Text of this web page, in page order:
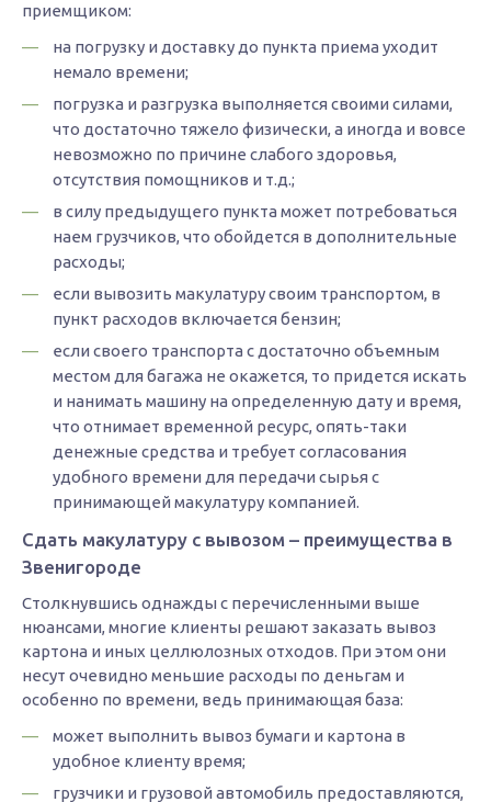
приемщиком:
на погрузку и доставку до пункта приема уходит
немало времени;
погрузка и разгрузка выполняется своими силами,
что достаточно тяжело физически, а иногда и вовсе
невозможно по причине слабого здоровья,
отсутствия помощников и т.д.;
в силу предыдущего пункта может потребоваться
наем грузчиков, что обойдется в дополнительные
расходы;
если вывозить макулатуру своим транспортом, в
пункт расходов включается бензин;
если своего транспорта с достаточно объемным
местом для багажа не окажется, то придется искать
и нанимать машину на определенную дату и время,
что отнимает временной ресурс, опять-таки
денежные средства и требует согласования
удобного времени для передачи сырья с
принимающей макулатуру компанией.
Сдать макулатуру с вывозом – преимущества в
Звенигороде
Столкнувшись однажды с перечисленными выше
нюансами, многие клиенты решают заказать вывоз
картона и иных целлюлозных отходов. При этом они
несут очевидно меньшие расходы по деньгам и
особенно по времени, ведь принимающая база:
может выполнить вывоз бумаги и картона в
удобное клиенту время;
грузчики и грузовой автомобиль предоставляются,